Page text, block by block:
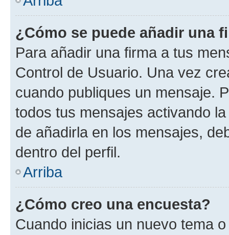
¿Cómo se puede añadir una
Para añadir una firma a tus
Control de Usuario. Una vez
cuando publiques un mensaje.
todos tus mensajes activando
de añadirla en los mensajes,
dentro del perfil.
Arriba
¿Cómo creo una encuesta?
Cuando inicias un nuevo tema